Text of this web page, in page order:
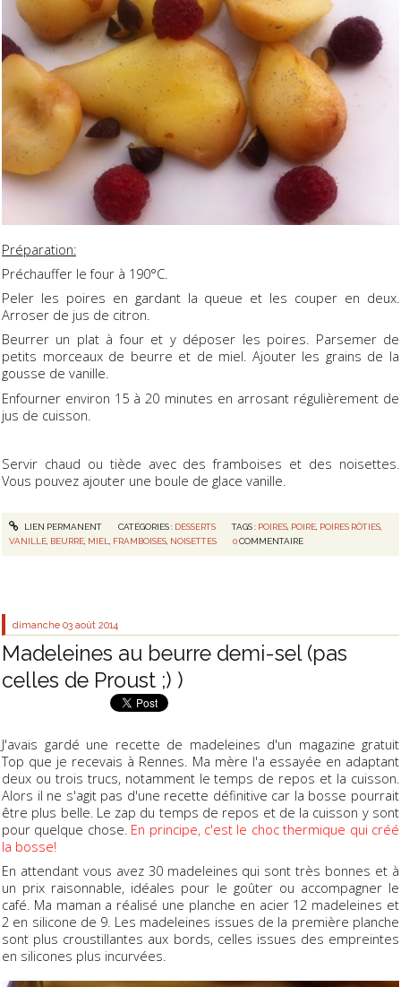
Préparation:
Préchauffer le four à 190°C.
Peler les poires en gardant la queue et les couper en deux.
Arroser de jus de citron.
Beurrer un plat à four et y déposer les poires. Parsemer de
petits morceaux de beurre et de miel. Ajouter les grains de la
gousse de vanille.
Enfourner environ 15 à 20 minutes en arrosant régulièrement de
jus de cuisson.
Servir chaud ou tiède avec des framboises et des noisettes.
Vous pouvez ajouter une boule de glace vanille.
LIEN PERMANENT CATÉGORIES : DESSERTS TAGS : POIRES, POIRE, POIRES RÔTIES,
VANILLE, BEURRE, MIEL, FRAMBOISES, NOISETTES 0 COMMENTAIRE
dimanche 03 août 2014
Madeleines au beurre demi-sel (pas
celles de Proust ;) )
J'avais gardé une recette de madeleines d'un magazine gratuit
Top que je recevais à Rennes. Ma mère l'a essayée en adaptant
deux ou trois trucs, notamment le temps de repos et la cuisson.
Alors il ne s'agit pas d'une recette définitive car la bosse pourrait
être plus belle. Le zap du temps de repos et de la cuisson y sont
pour quelque chose. En principe, c'est le choc thermique qui créé
la bosse!
En attendant vous avez 30 madeleines qui sont très bonnes et à
un prix raisonnable, idéales pour le goûter ou accompagner le
café. Ma maman a réalisé une planche en acier 12 madeleines et
2 en silicone de 9. Les madeleines issues de la première planche
sont plus croustillantes aux bords, celles issues des empreintes
en silicones plus incurvées.